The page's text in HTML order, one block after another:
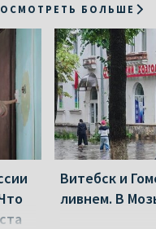
БОЛЬШЕ
Витебск и
ливнем. В